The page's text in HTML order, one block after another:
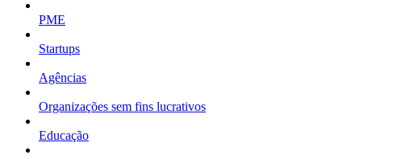
PME
Startups
Agências
Organizações sem fins lucrativos
Educação